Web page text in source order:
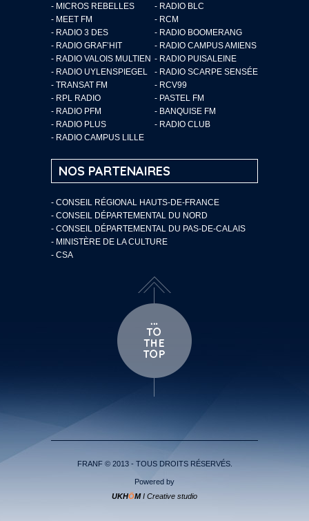
- MICROS REBELLES
- RADIO BLC
- MEET FM
- RCM
- RADIO 3 DES
- RADIO BOOMERANG
- RADIO GRAF’HIT
- RADIO CAMPUS AMIENS
- RADIO VALOIS MULTIEN - RADIO PUISALEINE
- RADIO UYLENSPIEGEL
- RADIO SCARPE SENSÉE
- TRANSAT FM
- RCV99
- RPL RADIO
- PASTEL FM
- RADIO PFM
- BANQUISE FM
- RADIO PLUS
- RADIO CLUB
- RADIO CAMPUS LILLE
NOS PARTENAIRES
- CONSEIL RÉGIONAL HAUTS-DE-FRANCE
- CONSEIL DÉPARTEMENTAL DU NORD
- CONSEIL DÉPARTEMENTAL DU PAS-DE-CALAIS
- MINISTÈRE DE LA CULTURE
- CSA
FRANF © 2013 - TOUS DROITS RÉSERVÉS.
Powered by
UKHÖMI Creative studio